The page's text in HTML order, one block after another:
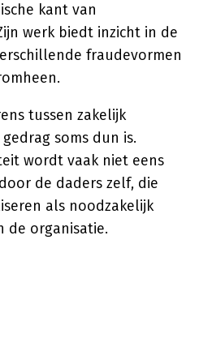
kant van
werk biedt inzicht in de
fraudevormen
tussen zakelijk
soms dun is.
wordt vaak niet eens
de daders zelf, die
als noodzakelijk
de organisatie.